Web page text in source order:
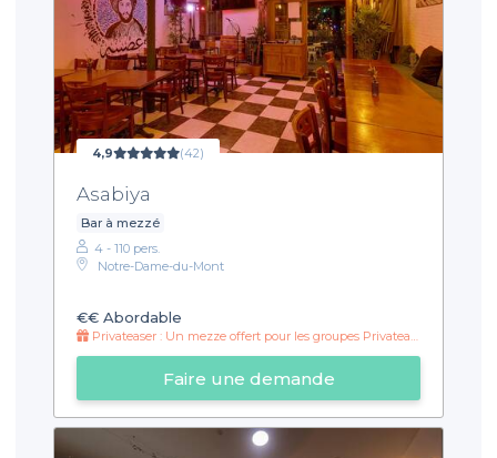
4,9 (42)
Asabiya
Bar à mezzé
4 - 110 pers.
Notre-Dame-du-Mont
€€ Abordable
Privateaser : Un mezze offert pour les groupes Privateaser !
Faire une demande